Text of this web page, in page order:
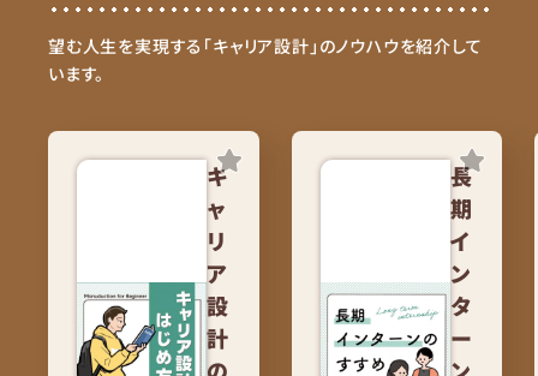
望む人生を実現する「キャリア設計」のノウハウを紹介して
います。
キ
ャ
リ
ア
設
計
の
長
期
イ
ン
タ
ー
ン